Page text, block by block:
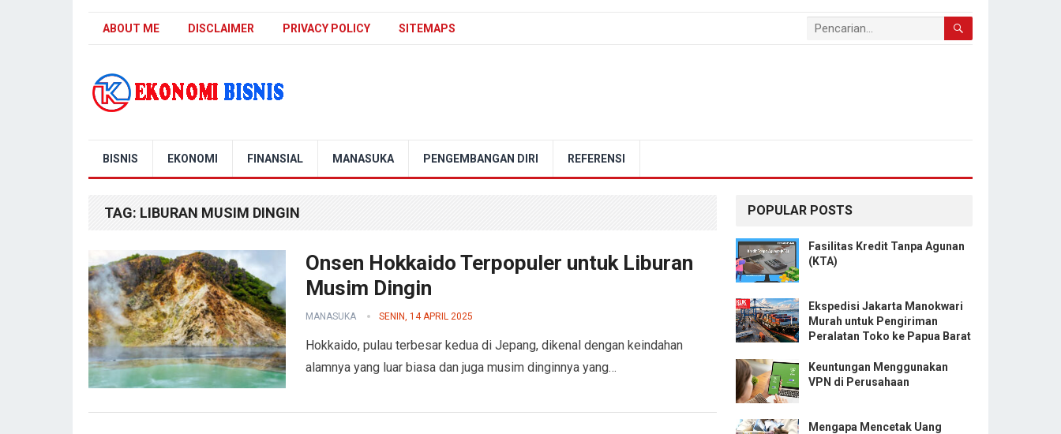
ABOUT ME DISCLAIMER PRIVACY POLICY SITEMAPS
BISNIS EKONOMI FINANSIAL MANASUKA PENGEMBANGAN DIRI REFERENSI
TAG: LIBURAN MUSIM DINGIN
Onsen Hokkaido Terpopuler untuk Liburan
Musim Dingin
MANASUKA SENIN, 14 APRIL 2025
Hokkaido, pulau terbesar kedua di Jepang, dikenal dengan keindahan
alamnya yang luar biasa dan juga musim dinginnya yang…
POPULAR POSTS
Fasilitas Kredit Tanpa Agunan
(KTA)
Ekspedisi Jakarta Manokwari
Murah untuk Pengiriman
Peralatan Toko ke Papua Barat
Keuntungan Menggunakan
VPN di Perusahaan
Mengapa Mencetak Uang